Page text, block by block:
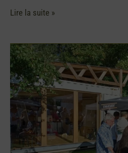
Lire la suite »
Le
Jardin
des
Aupébines